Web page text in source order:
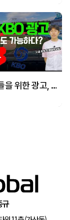
스포츠인들을 위한 광고, 유튜브 KBO 패키지 상품 소개서